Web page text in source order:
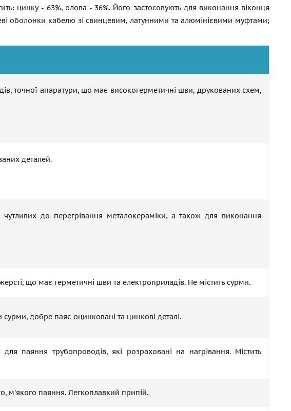
цинку - 63%, олова - 36%. Його застосовують для виконання віконця
оболонки кабелю зі свинцевим, латунними та алюмінієвими муфтами;
точної апаратури, що має високогерметичні шви, друкованих схем,
деталей.
до перегрівання металокераміки, а також для виконання
що має герметичні шви та електроприладів. Не містить сурми.
сурми, добре паяє оцинковані та цинкові деталі.
паяння трубопроводів, які розраховані на нагрівання. Містить
м'якого паяння. Легкоплавкий припій.